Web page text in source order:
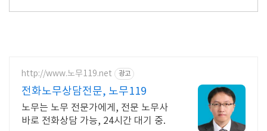
http://www.노무119.net 광고
전화노무상담전문, 노무119
노무는 노무 전문가에게, 전문 노무사
바로 전화상담 가능, 24시간 대기 중.